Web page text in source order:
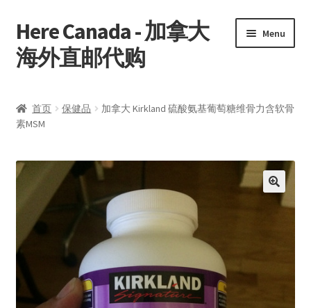
Skip
to
navigation
Skip
to
content
Here Canada - 加拿大
海外直邮代购
Menu
我的帐户
首页 保健品
加拿大 Kirkland 硫酸氨基葡萄糖维骨力含软骨
素MSM